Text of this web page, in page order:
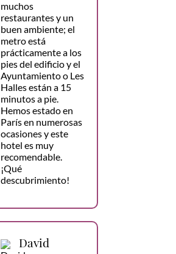
muchos
restaurantes y un
buen ambiente; el
metro está
prácticamente a los
pies del edificio y el
Ayuntamiento o Les
Halles están a 15
minutos a pie.
Hemos estado en
París en numerosas
ocasiones y este
hotel es muy
recomendable.
¡Qué
descubrimiento!
David